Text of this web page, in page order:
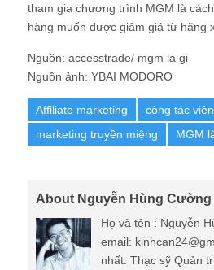
tham gia chương trình MGM là
hàng muốn được giảm giá từ hãng
Nguồn: accesstrade/ mgm la gi
Nguồn ảnh: YBAI MODORO
Affiliate marketing cộng tác viên
marketing truyền miệng
MGM
About Nguyễn Hùng Cường
Họ và tên : Nguyễn
email:
nhất: Thạc sỹ Quản